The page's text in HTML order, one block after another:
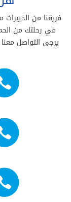
فريقنا من
في رحلتك من
يرجى التواصل معنا من 9 صباحاً حتى 6 مساءً من الأحد